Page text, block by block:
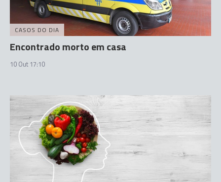
CASOS DO DIA
Encontrado morto em casa
10 Out 17:10